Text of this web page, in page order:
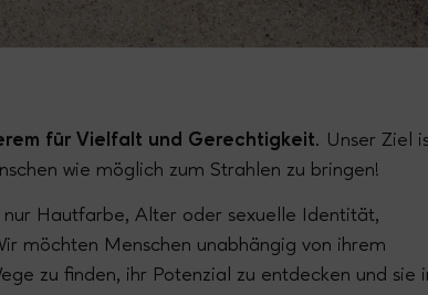
für Vielfalt und Gerechtigkeit. Unser Ziel
wie möglich zum Strahlen zu bringen!
Hautfarbe, Alter oder sexuelle Identität,
möchten Menschen unabhängig von ihrem
zu finden, ihr Potenzial zu entdecken und sie